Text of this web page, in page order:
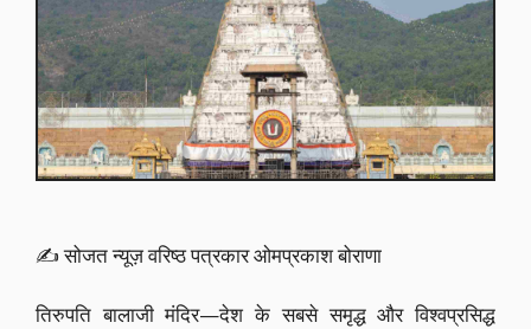
✍️ सोजत न्यूज़ वरिष्ठ पत्रकार ओमप्रकाश बोराणा
तिरुपति बालाजी मंदिर—देश के सबसे समृद्ध और विश्वप्रसिद्ध